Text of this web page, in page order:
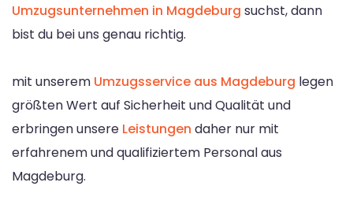
Umzugsunternehmen in Magdeburg suchst, dann
bist du bei uns genau richtig.
mit unserem Umzugsservice aus Magdeburg legen
größten Wert auf Sicherheit und Qualität und
erbringen unsere Leistungen daher nur mit
erfahrenem und qualifiziertem Personal aus
Magdeburg.